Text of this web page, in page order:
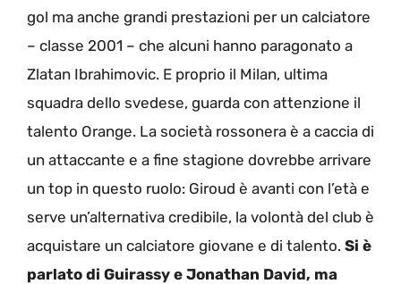
gol ma anche grandi prestazioni per un calciatore
– classe 2001 – che alcuni hanno paragonato a
Zlatan Ibrahimovic. E proprio il Milan, ultima
squadra dello svedese, guarda con attenzione il
talento Orange. La società rossonera è a caccia di
un attaccante e a fine stagione dovrebbe arrivare
un top in questo ruolo: Giroud è avanti con l’età e
serve un’alternativa credibile, la volontà del club è
acquistare un calciatore giovane e di talento. Si è
parlato di Guirassy e Jonathan David, ma